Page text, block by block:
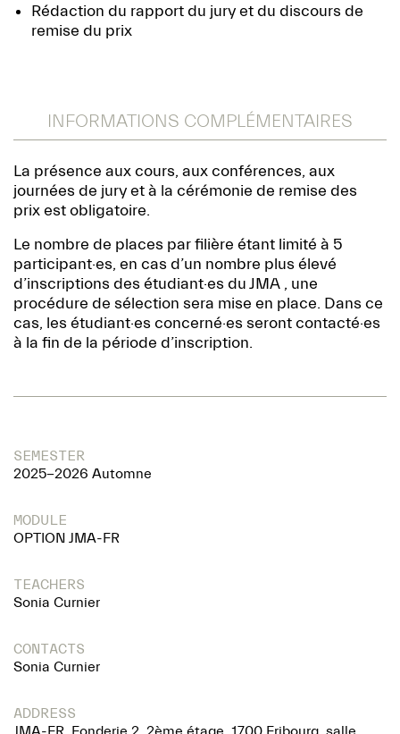
Rédaction du rapport du jury et du discours de
remise du prix
INFORMATIONS COMPLÉMENTAIRES
La présence aux cours, aux conférences, aux
journées de jury et à la cérémonie de remise des
prix est obligatoire.
Le nombre de places par filière étant limité à 5
participant·es, en cas d’un nombre plus élevé
d’inscriptions des étudiant·es du JMA , une
procédure de sélection sera mise en place. Dans ce
cas, les étudiant·es concerné·es seront contacté·es
à la fin de la période d’inscription.
SEMESTER
2025-2026 Automne
MODULE
OPTION JMA-FR
TEACHERS
Sonia Curnier
CONTACTS
Sonia Curnier
ADDRESS